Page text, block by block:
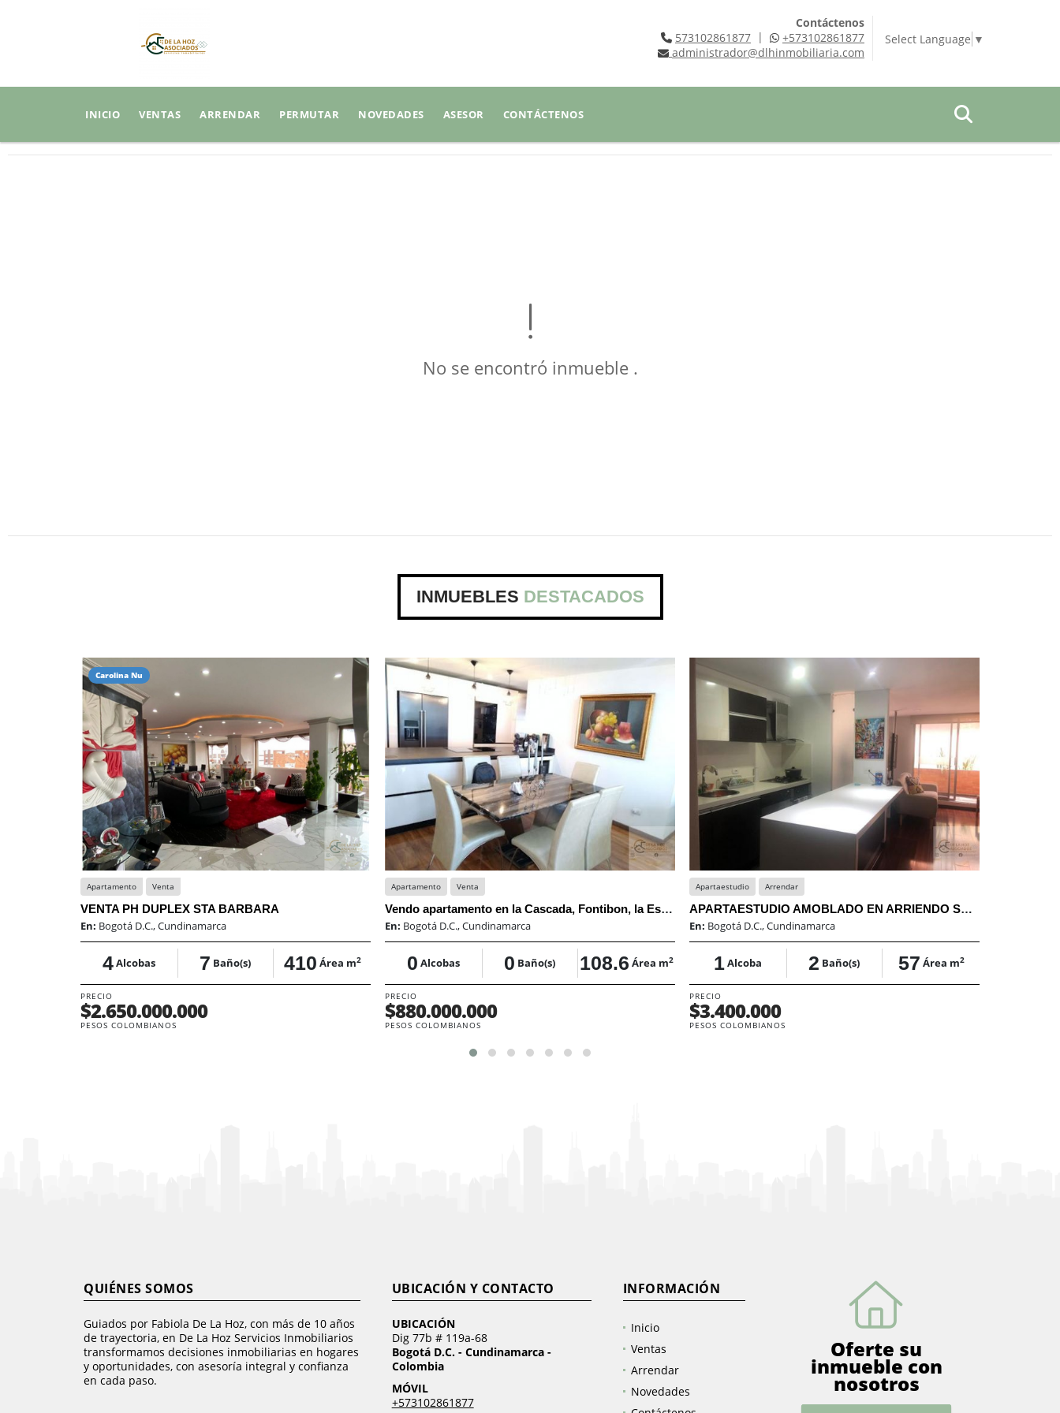
Contáctenos
573102861877|
+573102861877
administrador@dlhinmobiliaria.com
Select Language ▼
INICIO VENTAS ARRENDAR PERMUTAR NOVEDADES ASESOR CONTÁCTENOS
No se encontró inmueble .
INMUEBLES DESTACADOS
Carolina Nu
Apartamento Venta
VENTA PH DUPLEX STA BARBARA
En: Bogotá D.C., Cundinamarca
4Alcobas 7 Baño(s) 410 Área m2
PRECIO
$2.650.000.000
PESOS COLOMBIANOS
Apartamento Venta
Vendo apartamento en la Cascada, Fontibon, la Esperanza
En: Bogotá D.C., Cundinamarca
0 Alcobas 0 Baño(s) 108.6 Área m2
PRECIO
$880.000.000
PESOS COLOMBIANOS
Apartaestudio Arrendar
APARTAESTUDIO AMOBLADO EN ARRIENDO SANTABARBARA
En: Bogotá D.C., Cundinamarca
1Alcoba 2 Baño(s) 57 Área m2
PRECIO
$3.400.000
PESOS COLOMBIANOS
QUIÉNES SOMOS
Guiados por Fabiola De La Hoz, con más de 10 años
de trayectoria, en De La Hoz Servicios Inmobiliarios
transformamos decisiones inmobiliarias en hogares
y oportunidades, con asesoría integral y confianza
en cada paso.
UBICACIÓN Y CONTACTO
UBICACIÓN
Dig 77b # 119a-68
Bogotá D.C. - Cundinamarca -
Colombia
MÓVIL
+573102861877
INFORMACIÓN
Inicio
Ventas
Arrendar
Novedades
Oferte su
inmueble con
nosotros